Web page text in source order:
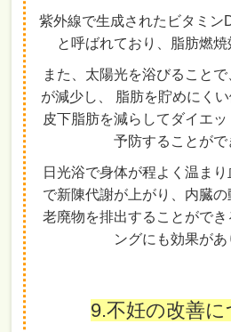
紫外線で生成されたビタミン
と呼ばれており、脂肪燃焼
また、太陽光を浴びること
が減少し、 脂肪を貯めにくい
皮下脂肪を減らしてダイエ
予防することがで
日光浴で身体が程よく温ま
で新陳代謝が上がり、内臓の
老廃物を排出することがで
ングにも効果があ
9.不妊の改善に